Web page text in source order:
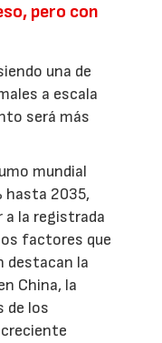
pero con
una de
a escala
será más
mundial
hasta 2035,
la registrada
factores que
destacan la
China, la
de los